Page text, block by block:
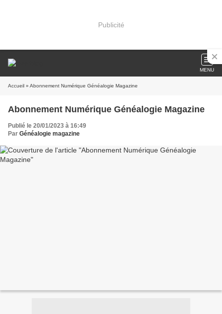
Publicité
MENU
Accueil » Abonnement Numérique Généalogie Magazine
Abonnement Numérique Généalogie Magazine
Publié le 20/01/2023 à 16:49
Par Généalogie magazine